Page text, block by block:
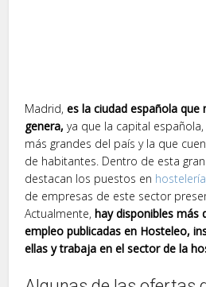
Madrid,es la ciudad española
genera, ya que la capital
más grandes del país y la que
de habitantes. Dentro de esta
destacan los puestos en hostelería
de empresas de este sector
Actualmente, hay disponibles más
empleo publicadas en Hosteleo,
ellas y trabaja en el sector de la